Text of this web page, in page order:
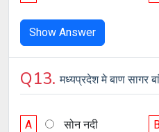
Show Answer
Q13.मध्यप्रदेश मे बाण सागर
A सोन नदी